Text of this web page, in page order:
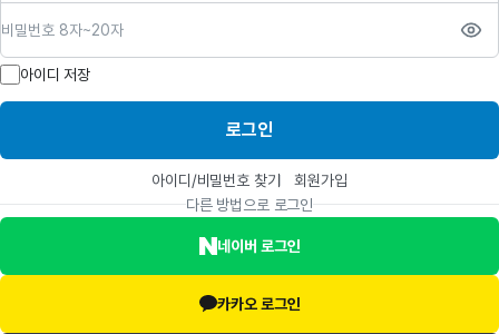
아이디 저장
로그인
아이디/비밀번호 찾기
회원가입
다른 방법으로 로그인
네이버 로그인
카카오 로그인